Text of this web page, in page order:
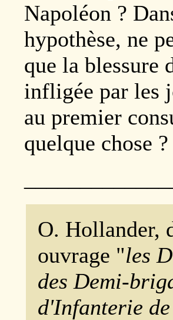
Napoléon ?
hypothèse, ne
que la blessure
infligée par les
au premier
quelque chose ?
O. Hollander,
ouvrage "les
des Demi-
d'Infanterie